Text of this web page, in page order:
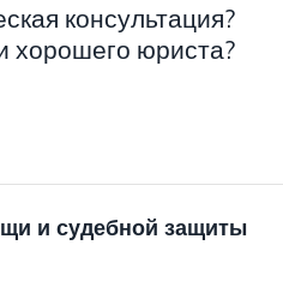
консультация?
хорошего юриста?
и судебной защиты